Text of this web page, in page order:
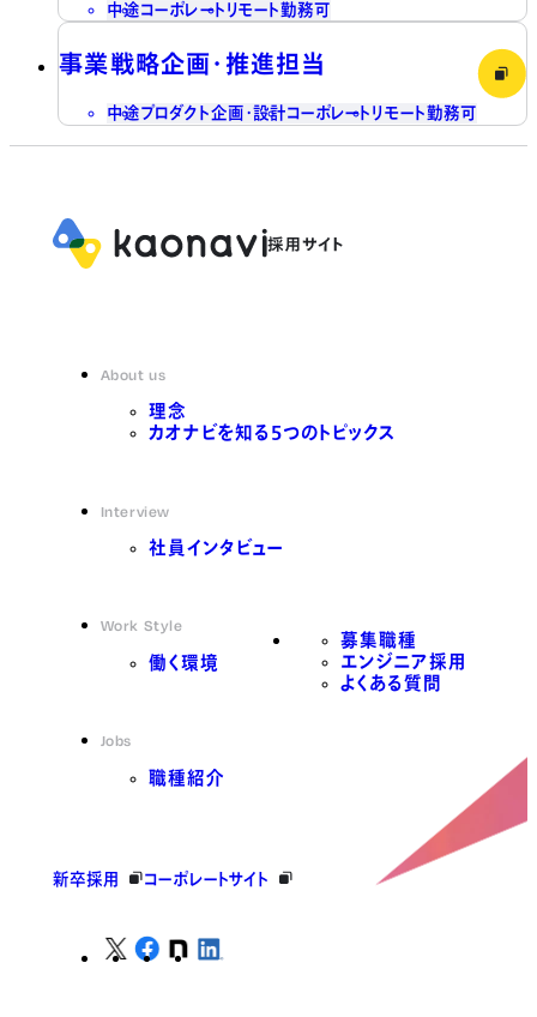
中途コーポレート リモート勤務可
事業戦略企画・推進担当
中途プロダクト企画・設計コーポレート リモート勤務可
About us
理念
カオナビを知る5つのトピックス
Interview
社員インタビュー
Work Style
働く環境
Jobs
職種紹介
募集職種
エンジニア採用
よくある質問
新卒採用 コーポレートサイト